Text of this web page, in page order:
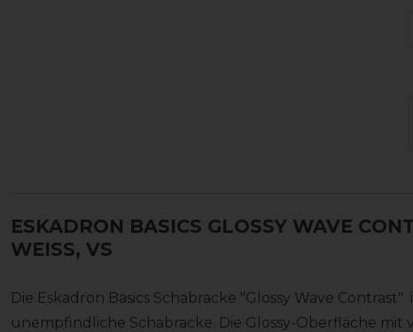
ESKADRON BASICS GLOSSY WAVE
WEISS, VS
Die Eskadron Basics Schabracke "Glossy Wave
unempfindliche Schabracke. Die Glossy-Oberfläche